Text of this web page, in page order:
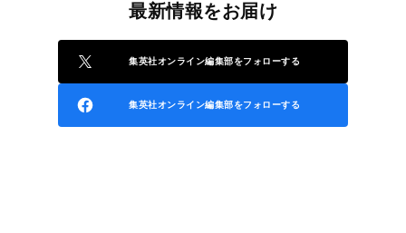
最新情報をお届け
集英社オンライン編集部をフォローする
集英社オンライン編集部をフォローする